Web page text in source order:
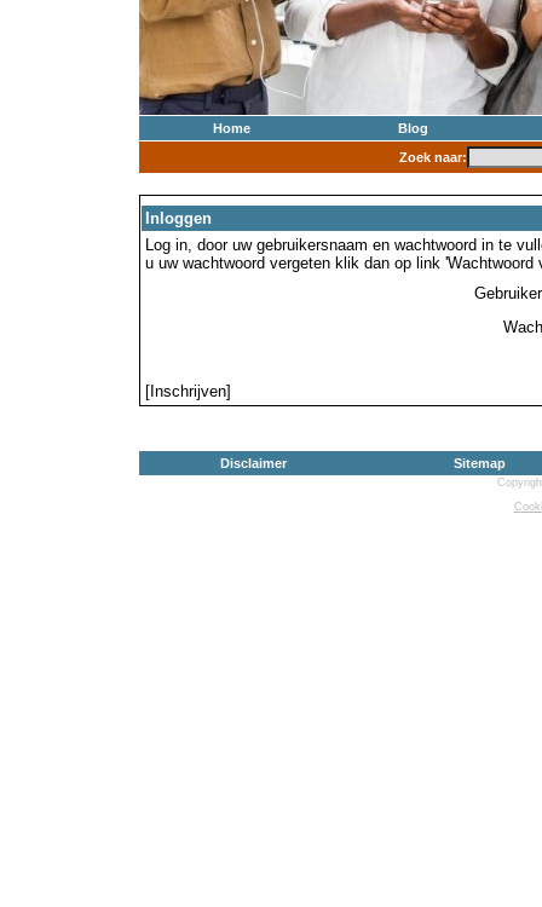
Home
Blog
Zoek naar:
Inloggen
Log in, door uw gebruikersnaam en wachtwoord in te
u uw wachtwoord vergeten klik dan op link 'Wachtwoord
[Inschrijven]
Disclaimer Sitemap